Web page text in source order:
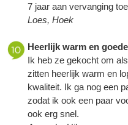
7 jaar aan vervanging
Loes, Hoek
Heerlijk warm en
Ik heb ze gekocht om
zitten heerlijk warm en
kwaliteit. Ik ga nog een
zodat ik ook een paar
ook erg snel.